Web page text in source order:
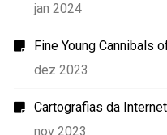
jan 2024
Fine Young Cannibals
dez 2023
Cartografias da Internet
nov 2023